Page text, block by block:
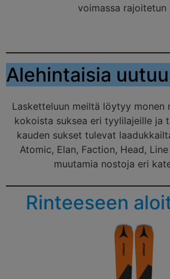
voimassa rajoitetun
Alehintaisia
Lasketteluun meiltä löytyy monen
kokoista suksea eri tyylilajeille ja
kauden sukset tulevat
Atomic, Elan, Faction, Head,
muutamia nostoja eri
Rinteeseen